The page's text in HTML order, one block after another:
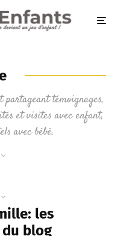
témoignages,
et visites avec enfant,
avec bébé.
les
blog